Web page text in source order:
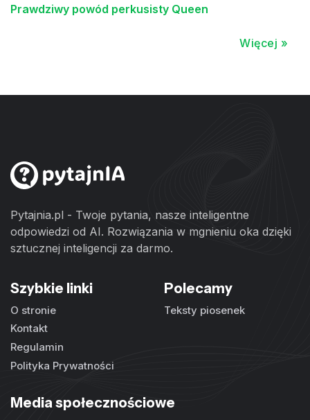
Prawdziwy powód perkusisty Queen
Więcej »
Pytajnia.pl - Twoje pytania, nasze inteligentne
odpowiedzi od AI. Rozwiązania w mgnieniu oka dzięki
sztucznej inteligencji za darmo.
Szybkie linki
O stronie
Kontakt
Regulamin
Polityka Prywatności
Polecamy
Teksty piosenek
Media społecznościowe